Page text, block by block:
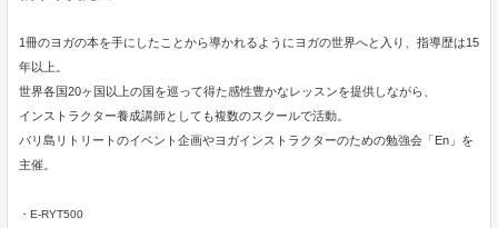
1冊のヨガの本を手にしたことから導かれるようにヨガの世界へと入り、指導歴は15
年以上。
世界各国20ヶ国以上の国を巡って得た感性豊かなレッスンを提供しながら、
インストラクター養成講師としても複数のスクールで活動。
バリ島リトリートのイベント企画やヨガインストラクターのための勉強会「En」を
主催。
・E-RYT500